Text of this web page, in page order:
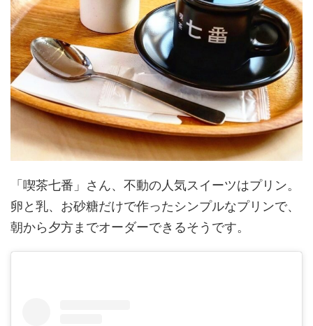
「喫茶七番」さん、不動の人気スイーツはプリン。
卵と乳、お砂糖だけで作ったシンプルなプリンで、
朝から夕方までオーダーできるそうです。